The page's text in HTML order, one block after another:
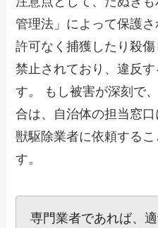
管理法」によって保護さ
許可なく捕獲したり殺
禁止されており、違反
す。 もし被害が深刻で
合は、自治体の担当窓
獣駆除業者に依頼する
す。
専門業者であれば、